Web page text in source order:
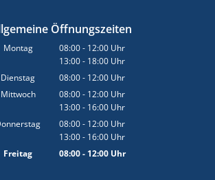
Öffnungszeiten
Montag 08:00- 12:00 Uhr
Von 08:00 bis 12:00 Uhr
13:00- 18:00 Uhr
Von 13:00 bis 18:00 Uhr
Dienstag 08:00- 12:00 Uhr
Von 08:00 bis 12:00 Uhr
Mittwoch 08:00- 12:00 Uhr
Von 08:00 bis 12:00 Uhr
13:00- 16:00 Uhr
Von 13:00 bis 16:00 Uhr
08:00- 12:00 Uhr
Von 08:00 bis 12:00 Uhr
13:00- 16:00 Uhr
Von 13:00 bis 16:00 Uhr
Freitag 08:00- 12:00Uhr